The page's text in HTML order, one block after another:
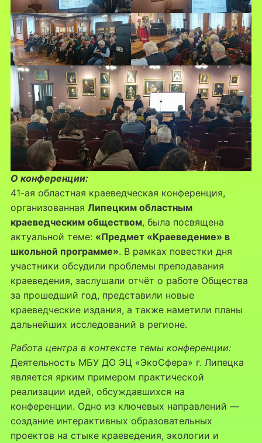
О конференции:
41-ая областная краеведческая конференция,
организованная Липецким областным
краеведческим обществом, была посвящена
актуальной теме: «Предмет «Краеведение» в
школьной программе». В рамках повестки дня
участники обсудили проблемы преподавания
краеведения, заслушали отчёт о работе Общества
за прошедший год, представили новые
краеведческие издания, а также наметили планы
дальнейших исследований в регионе.
Работа центра в контексте темы конференции:
Деятельность МБУ ДО ЭЦ «ЭкоСфера» г. Липецка
является ярким примером практической
реализации идей, обсуждавшихся на
конференции. Одно из ключевых направлений —
создание интерактивных образовательных
проектов на стыке краеведения, экологии и